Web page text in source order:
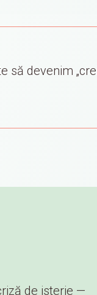
să devenim
de isterie —